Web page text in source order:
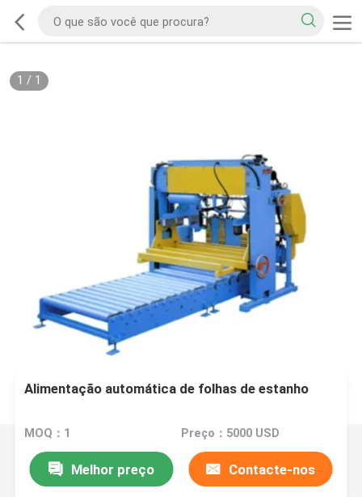
1 / 1
Alimentação automática de folhas de estanho
MOQ：1 Preço：5000 USD
Melhor preço Contacte-nos